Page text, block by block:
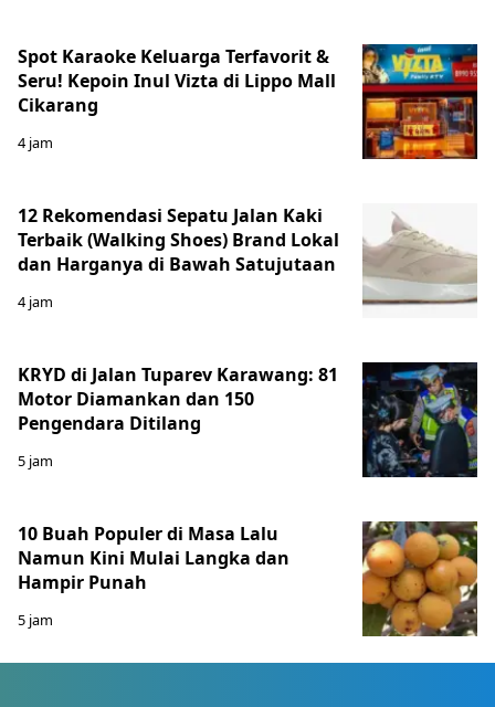
Spot Karaoke Keluarga Terfavorit &
Seru! Kepoin Inul Vizta di Lippo Mall
Cikarang
4 jam
12 Rekomendasi Sepatu Jalan Kaki
Terbaik (Walking Shoes) Brand Lokal
dan Harganya di Bawah Satujutaan
4 jam
KRYD di Jalan Tuparev Karawang: 81
Motor Diamankan dan 150
Pengendara Ditilang
5 jam
10 Buah Populer di Masa Lalu
Namun Kini Mulai Langka dan
Hampir Punah
5 jam